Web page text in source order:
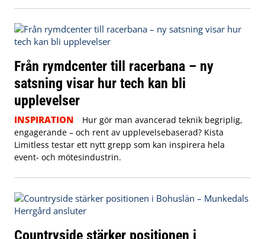
Från rymdcenter till racerbana – ny
satsning visar hur tech kan bli
upplevelser
INSPIRATION
Hur gör man avancerad teknik begriplig,
engagerande – och rent av upplevelsebaserad? Kista
Limitless testar ett nytt grepp som kan inspirera hela
event- och mötesindustrin.
Countryside stärker positionen i